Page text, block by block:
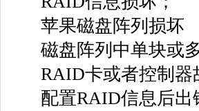
苹果磁盘阵列损坏
磁盘阵列中单块或
RAID卡或者控制器
配置RAID信息后出